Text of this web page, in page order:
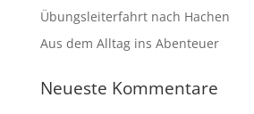
Übungsleiterfahrt nach Hachen
Aus dem Alltag ins Abenteuer
Neueste Kommentare